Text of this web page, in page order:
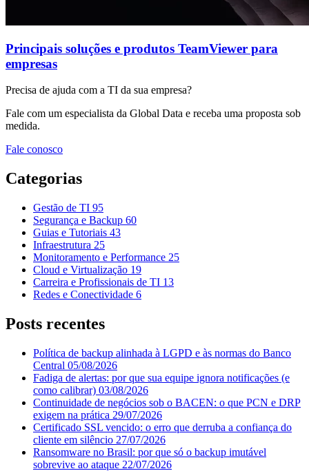
Principais soluções e produtos TeamViewer para
empresas
Precisa de ajuda com a TI da sua empresa?
Fale com um especialista da Global Data e receba uma proposta sob
medida.
Fale conosco
Categorias
Gestão de TI 95
Segurança e Backup 60
Guias e Tutoriais 43
Infraestrutura 25
Monitoramento e Performance 25
Cloud e Virtualização 19
Carreira e Profissionais de TI 13
Redes e Conectividade 6
Posts recentes
Política de backup alinhada à LGPD e às normas do Banco
Central 05/08/2026
Fadiga de alertas: por que sua equipe ignora notificações (e
como calibrar) 03/08/2026
Continuidade de negócios sob o BACEN: o que PCN e DRP
exigem na prática 29/07/2026
Certificado SSL vencido: o erro que derruba a confiança do
cliente em silêncio 27/07/2026
Ransomware no Brasil: por que só o backup imutável
sobrevive ao ataque 22/07/2026